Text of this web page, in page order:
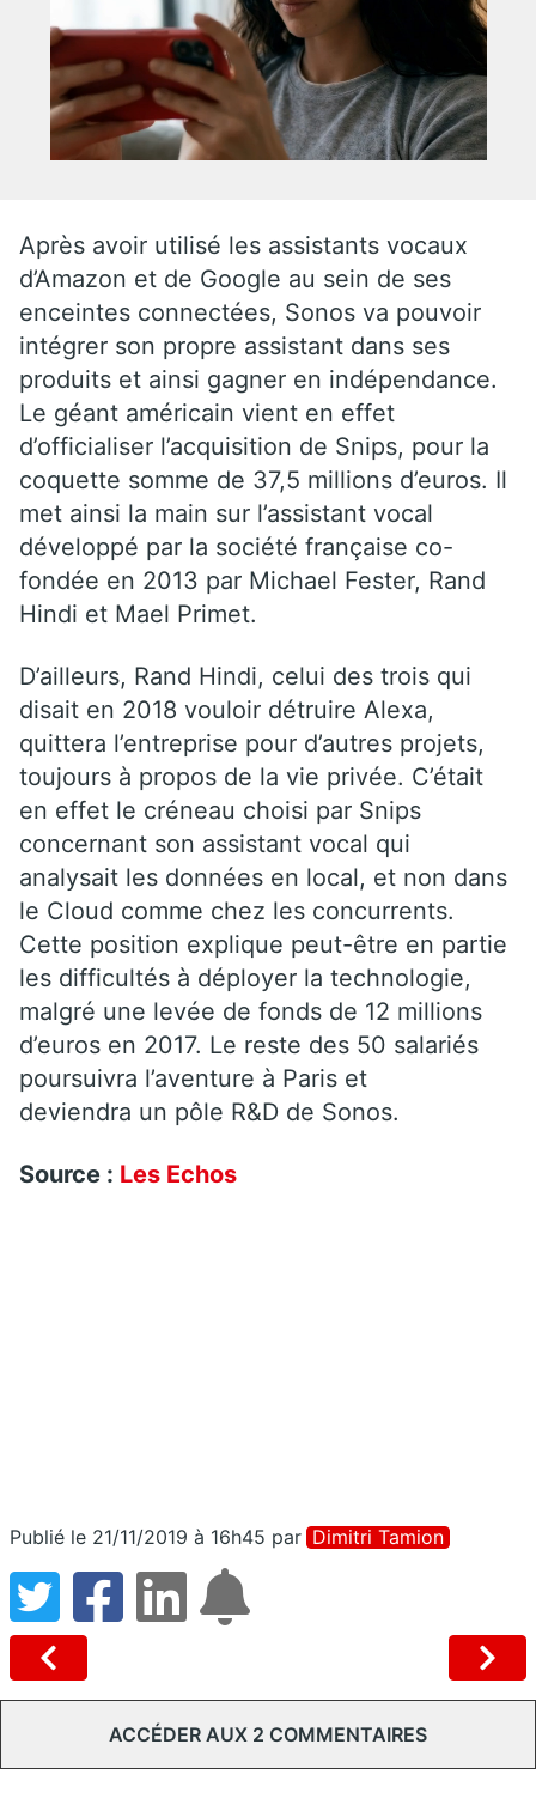
Après avoir utilisé les assistants vocaux
d’Amazon et de Google au sein de ses
enceintes connectées, Sonos va pouvoir
intégrer son propre assistant dans ses
produits et ainsi gagner en indépendance.
Le géant américain vient en effet
d’officialiser l’acquisition de Snips, pour la
coquette somme de 37,5 millions d’euros. Il
met ainsi la main sur l’assistant vocal
développé par la société française co-
fondée en 2013 par Michael Fester, Rand
Hindi et Mael Primet.
D’ailleurs, Rand Hindi, celui des trois qui
disait en 2018 vouloir détruire Alexa,
quittera l’entreprise pour d’autres projets,
toujours à propos de la vie privée. C’était
en effet le créneau choisi par Snips
concernant son assistant vocal qui
analysait les données en local, et non dans
le Cloud comme chez les concurrents.
Cette position explique peut-être en partie
les difficultés à déployer la technologie,
malgré une levée de fonds de 12 millions
d’euros en 2017. Le reste des 50 salariés
poursuivra l’aventure à Paris et
deviendra un pôle R&D de Sonos.
Source : Les Echos
Publié le 21/11/2019 à 16h45 par Dimitri Tamion
ACCÉDER AUX 2 COMMENTAIRES